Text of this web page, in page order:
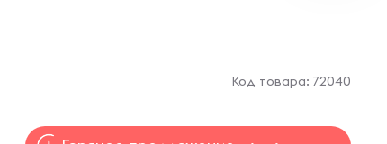
Код товара: 72040